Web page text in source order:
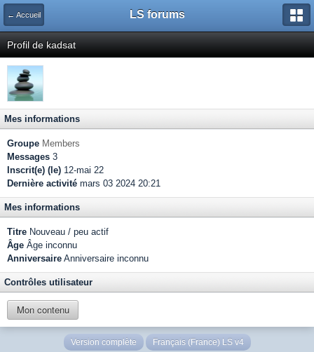
← Accueil LS forums
Profil de kadsat
Mes informations
Groupe Members
Messages 3
Inscrit(e) (le) 12-mai 22
Dernière activité mars 03 2024 20:21
Mes informations
Titre Nouveau / peu actif
Âge Âge inconnu
Anniversaire Anniversaire inconnu
Contrôles utilisateur
Mon contenu
Version complète Français (France) LS v4